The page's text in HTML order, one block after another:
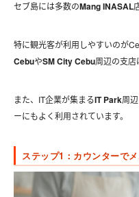
セブ島には多数のMang INASAL
特に観光客が利用しやすいのが
CebuやSM City Cebu周辺の支店
また、IT企業が集まるIT Park周
ーにもよく利用されています。
ステップ1：カウンターで